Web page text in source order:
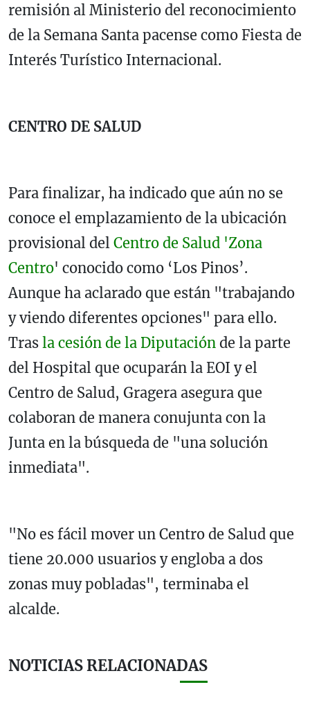
remisión al Ministerio del reconocimiento
de la Semana Santa pacense como Fiesta de
Interés Turístico Internacional.
CENTRO DE SALUD
Para finalizar, ha indicado que aún no se
conoce el emplazamiento de la ubicación
provisional del Centro de Salud 'Zona
Centro' conocido como ‘Los Pinos’.
Aunque ha aclarado que están "trabajando
y viendo diferentes opciones" para ello.
Tras la cesión de la Diputación de la parte
del Hospital que ocuparán la EOI y el
Centro de Salud, Gragera asegura que
colaboran de manera conujunta con la
Junta en la búsqueda de "una solución
inmediata".
"No es fácil mover un Centro de Salud que
tiene 20.000 usuarios y engloba a dos
zonas muy pobladas", terminaba el
alcalde.
NOTICIAS RELACIONADAS